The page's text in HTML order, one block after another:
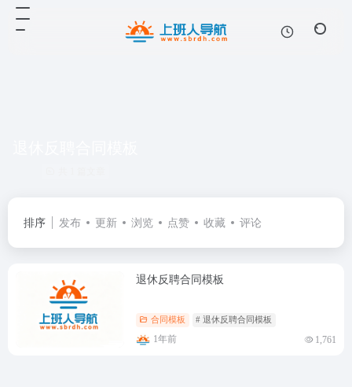
排序 发布 更新 浏览 点赞 收藏 评论
退休反聘合同模板
合同模板 # 退休反聘合同模板
1年前 1,761